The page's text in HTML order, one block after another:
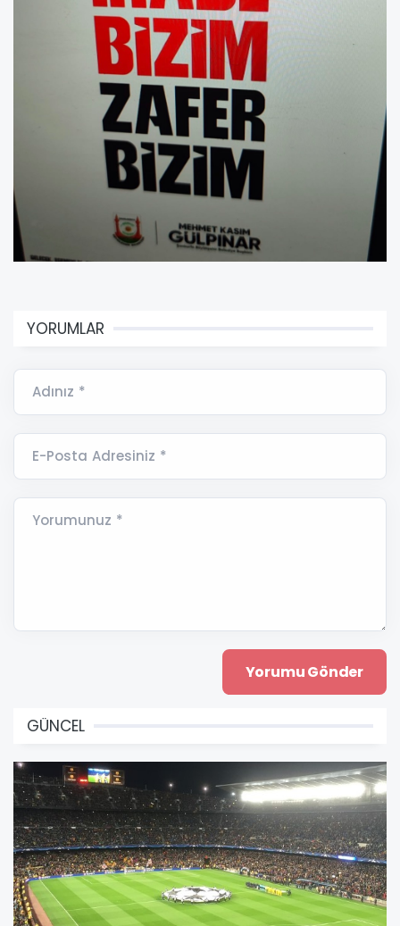
YORUMLAR
Adınız *
E-Posta Adresiniz *
Yorumunuz *
GÜNCEL